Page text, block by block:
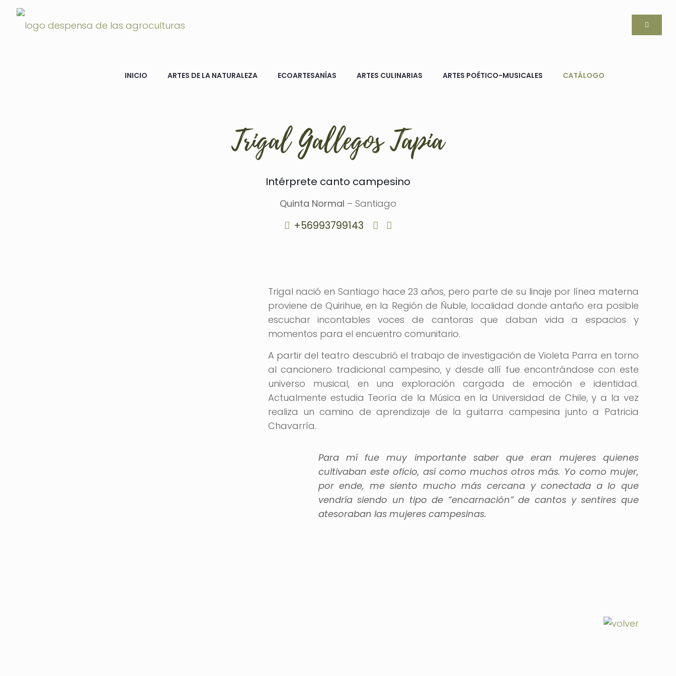
INICIO ARTES DE LA NATURALEZA ECOARTESANÍAS ARTES CULINARIAS ARTES POÉTICO-MUSICALES CATÁLOGO
Intérprete canto campesino
Quinta Normal – Santiago
+56993799143
Trigal nació en Santiago hace 23 años, pero parte de su linaje por línea materna
proviene de Quirihue, en la Región de Ñuble, localidad donde antaño era posible
escuchar incontables voces de cantoras que daban vida a espacios y
momentos para el encuentro comunitario.
A partir del teatro descubrió el trabajo de investigación de Violeta Parra en torno
al cancionero tradicional campesino, y desde allí fue encontrándose con este
universo musical, en una exploración cargada de emoción e identidad.
Actualmente estudia Teoría de la Música en la Universidad de Chile, y a la vez
realiza un camino de aprendizaje de la guitarra campesina junto a Patricia
Chavarría.
Para mí fue muy importante saber que eran mujeres quienes
cultivaban este oficio, así como muchos otros más. Yo como mujer,
por ende, me siento mucho más cercana y conectada a lo que
vendría siendo un tipo de “encarnación” de cantos y sentires que
atesoraban las mujeres campesinas.